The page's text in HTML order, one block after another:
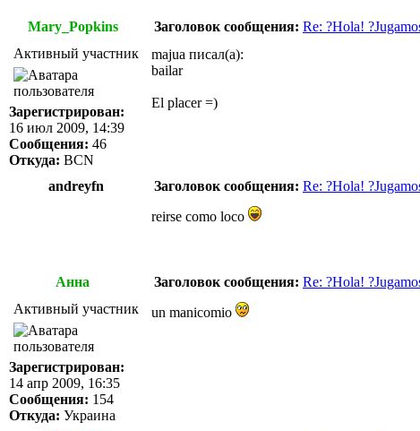
Mary_Popkins Заголовок сообщения: Re: ?Hola!
Активный участник
Зарегистрирован:
16 июл 2009, 14:39
Сообщения: 46
Откуда: BCN
majua писал(а):
bailar
El placer =)
andreyfn Заголовок сообщения: Re: ?Hola!
reirse como loco
Анна Заголовок сообщения: Re: ?Hola!
Активный участник
Зарегистрирован:
14 апр 2009, 16:35
Сообщения: 154
Откуда: Украина
un manicomio